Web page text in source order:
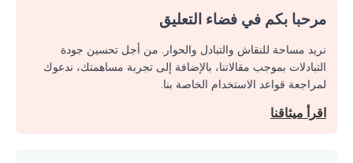
مرحبا بكم في فضاء التعليق
نريد مساحة للنقاش والتبادل والحوار. من أجل تحسين جودة
التبادلات بموجب مقالاتنا، بالإضافة إلى تجربة مساهمتك، ندعوك
لمراجعة قواعد الاستخدام الخاصة بنا.
اقرأ ميثاقنا